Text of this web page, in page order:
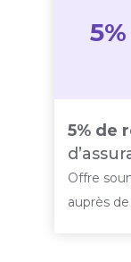
5% de
Offre
auprès